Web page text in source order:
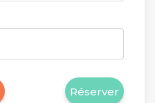
Réserver